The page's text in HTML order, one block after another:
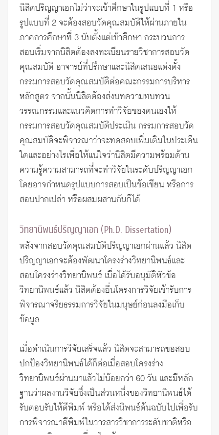
นิสิตปริญญาเอกไม่ว่าจะเข้าศึกษาในรูปแบบที่ 1 หรือ
รูปแบบที่ 2 จะต้องสอบวัดคุณสมบัติให้ผ่านภายใน
ภาคการศึกษาที่ 3 นับตั้งแต่เข้าศึกษา กระบวนการ
สอบเริ่มจากนิสิตต้องลงทะเบียนรายวิชาการสอบวัด
คุณสมบัติ อาจารย์ที่ปรึกษาและนิสิตเสนอแต่งตั้ง
กรรมการสอบวัดคุณสมบัติต่อคณะกรรมการบริหาร
หลักสูตร จากนั้นนิสิตต้องส่งบทความทบทวน
วรรณกรรมและแนวคิดการทำวิจัยของตนเองให้
กรรมการสอบวัดคุณสมบัติประเมิน กรรมการสอบวัด
คุณสมบัติจะพิจารณาว่าจะทดสอบเพิ่มเติมในประเด็น
ใดและอย่างไรเพื่อให้แน่ใจว่านิสิตมีความพร้อมด้าน
ความรู้ความสามารถที่จะทำวิจัยในระดับปริญญาเอก
โดยอาจกำหนดรูปแบบการสอบเป็นข้อเขียน หรือการ
สอบปากเปล่า หรือผสมผสานกันก็ได้
วิทยานิพนธ์ปริญญาเอก (Ph.D. Dissertation)
หลังจากสอบวัดคุณสมบัติปริญญาเอกผ่านแล้ว นิสิต
ปริญญาเอกจะต้องพัฒนาโครงร่างวิทยานิพนธ์และ
สอบโครงร่างวิทยานิพนธ์ เมื่อได้รับอนุมัติหัวข้อ
วิทยานิพนธ์แล้ว นิสิตต้องยื่นโครงการวิจัยเข้ารับการ
พิจารณาจริยธรรมการวิจัยในมนุษย์ก่อนลงมือเก็บ
ข้อมูล
เมื่อดำเนินการวิจัยเสร็จแล้ว นิสิตจะสามารถขอสอบ
ปกป้องวิทยานิพนธ์ได้ก็ต่อเมื่อสอบโครงร่าง
วิทยานิพนธ์ผ่านมาแล้วไม่น้อยกว่า 60 วัน และมีหลัก
ฐานว่าผลงานวิจัยซึ่งเป็นส่วนหนึ่งของวิทยานิพนธ์ได้
รับตอบรับให้ตีพิมพ์ หรือได้ส่งนิพนธ์ต้นฉบับไปเพื่อรับ
การพิจารณาตีพิมพ์ในวารสารวิชาการระดับชาติหรือ